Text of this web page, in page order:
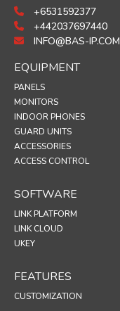
+6531592377
+442037697440
INFO@BAS-IP.COM
EQUIPMENT
PANELS
MONITORS
INDOOR PHONES
GUARD UNITS
ACCESSORIES
ACCESS CONTROL
SOFTWARE
LINK PLATFORM
LINK CLOUD
UKEY
FEATURES
CUSTOMIZATION